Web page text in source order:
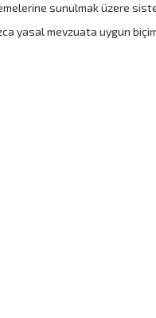
sunulmak üzere
yasal mevzuata uygun